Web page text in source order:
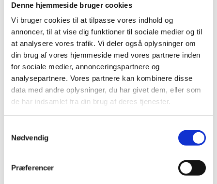
Denne hjemmeside bruger cookies
Vi bruger cookies til at tilpasse vores indhold og
annoncer, til at vise dig funktioner til sociale medier og til
at analysere vores trafik. Vi deler også oplysninger om
din brug af vores hjemmeside med vores partnere inden
for sociale medier, annonceringspartnere og
analysepartnere. Vores partnere kan kombinere disse
data med andre oplysninger, du har givet dem, eller som
de har indsamlet fra din brug af deres tjenester.
Nødvendig
Præferencer
1. Attesten, som er videresendt fra Digital Post
udskrives af Legaliseringskontoret og afhentes ved
personligt fremmøde eller alternativt sendes retur
med fysisk post eller kurer.
2. Attesten, som er indleveret ved personligt
fremmøde legaliseres med det samme eller alternativt
sendes retur med fysisk post eller kurer.
Når dokumentet skal sendes med post eller kurer:
Du kan forvente en sagsbehandlingstid i
Udenrigsministeriet på 5-7 hverdage, efter vi
modtager dokumenter med post eller kurer.
Vi gør opmærksom på, at behandlingstiden i